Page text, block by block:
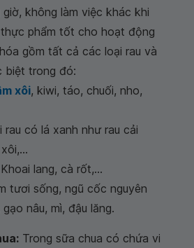
không làm việc khác khi
phẩm tốt cho hoạt động
gồm tất cả các loại rau và
biệt trong đó:
xôi, kiwi, táo, chuối, nho,
rau có lá xanh như rau cải
Khoai lang, cà rốt,...
tươi sống, ngũ cốc nguyên
nâu, mì, đậu lăng.
Trong sữa chua có chứa vi